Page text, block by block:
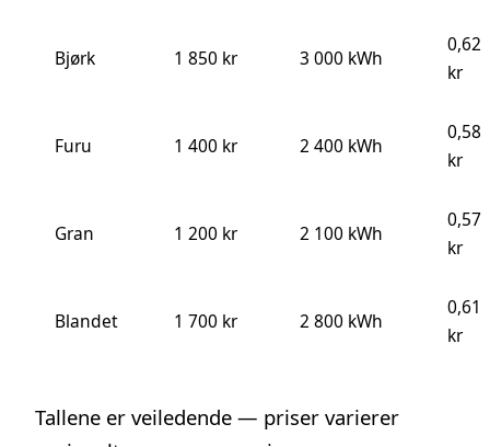
Bjørk 1 850 kr 3 000 kWh
0,62
kr
Furu 1 400 kr 2 400 kWh
0,58
kr
Gran 1 200 kr 2 100 kWh
0,57
kr
Blandet 1 700 kr 2 800 kWh
0,61
kr
Tallene er veiledende — priser varierer